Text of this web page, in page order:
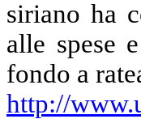
siriano ha
alle spese
fondo a
http://